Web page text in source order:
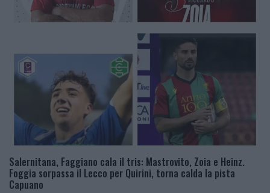
Salernitana, Faggiano cala il tris: Mastrovito, Zoia e Heinz.
Foggia sorpassa il Lecco per Quirini, torna calda la pista
Capuano